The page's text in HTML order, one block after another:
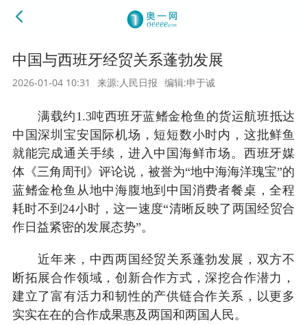
中国与西班牙经贸关系蓬勃发展
2026-01-04 10:31 来源:人民日报 编辑:申于诚
满载约1.3吨西班牙蓝鳍金枪鱼的货运航班抵达
中国深圳宝安国际机场，短短数小时内，这批鲜鱼
就能完成通关手续，进入中国海鲜市场。西班牙媒
体《三角周刊》评论说，被誉为“地中海海洋瑰宝”的
蓝鳍金枪鱼从地中海腹地到中国消费者餐桌，全程
耗时不到24小时，这一速度“清晰反映了两国经贸合
作日益紧密的发展态势”。
近年来，中西两国经贸关系蓬勃发展，双方不
断拓展合作领域，创新合作方式，深挖合作潜力，
建立了富有活力和韧性的产供链合作关系，以更多
实实在在的合作成果惠及两国和两国人民。